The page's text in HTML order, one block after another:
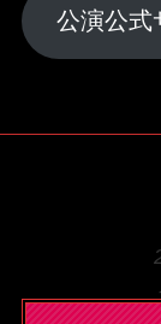
公演公式